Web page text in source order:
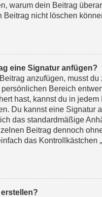
warum dein Beitrag
Beitrag nicht löschen
eine Signatur anfügen?
anzufügen, musst
Bereich
hast, kannst du in
Du kannst eine Signatur
das standardmäßige
Beitrag dennoch
das Kontrollkästchen